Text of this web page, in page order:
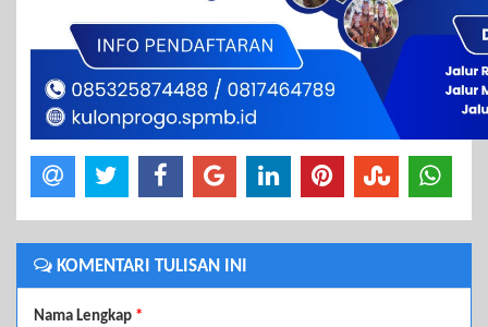
KOMENTARI TULISAN INI
Nama Lengkap *